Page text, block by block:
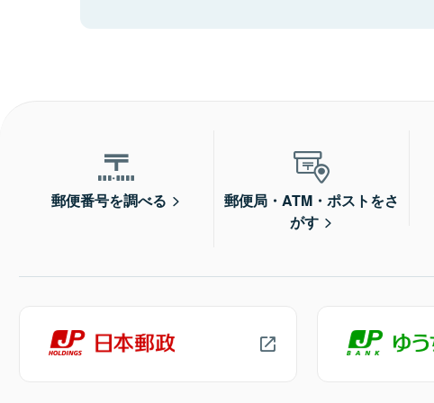
郵便番号を調べる
郵便局・ATM・ポストをさ
がす